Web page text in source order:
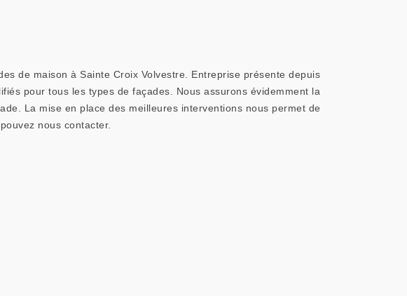
de maison à Sainte Croix Volvestre. Entreprise présente depuis
pour tous les types de façades. Nous assurons évidemment la
La mise en place des meilleures interventions nous permet de
nous contacter.